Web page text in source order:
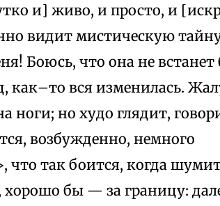
и] живо, и просто, и
видит мистическую
Боюсь, что она не встанет
как–то вся изменилась.
ноги; но худо глядит,
возбужденно, немного
что так боится, когда
хорошо бы — за границу: